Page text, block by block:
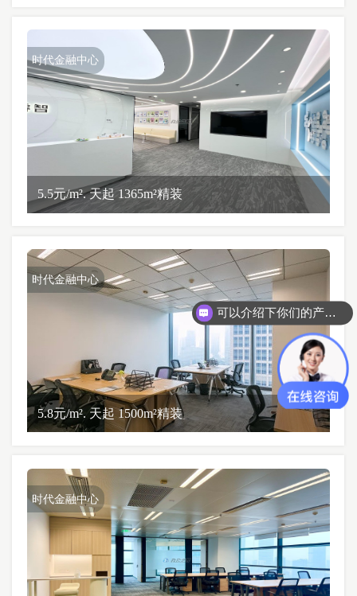
时代金融中心
5.5元/m². 天起 1365m²精装
时代金融中心
5.8元/m². 天起 1500m²精装
时代金融中心
可以介绍下你们的产品么？